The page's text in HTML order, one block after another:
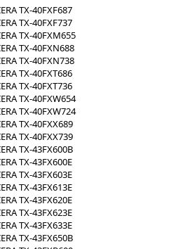
TX-40FXF687
TX-40FXF737
TX-40FXM655
TX-40FXN688
TX-40FXN738
TX-40FXT686
TX-40FXT736
TX-40FXW654
TX-40FXW724
TX-40FXX689
TX-40FXX739
TX-43FX600B
TX-43FX600E
TX-43FX603E
TX-43FX613E
TX-43FX620E
TX-43FX623E
TX-43FX633E
TX-43FX650B